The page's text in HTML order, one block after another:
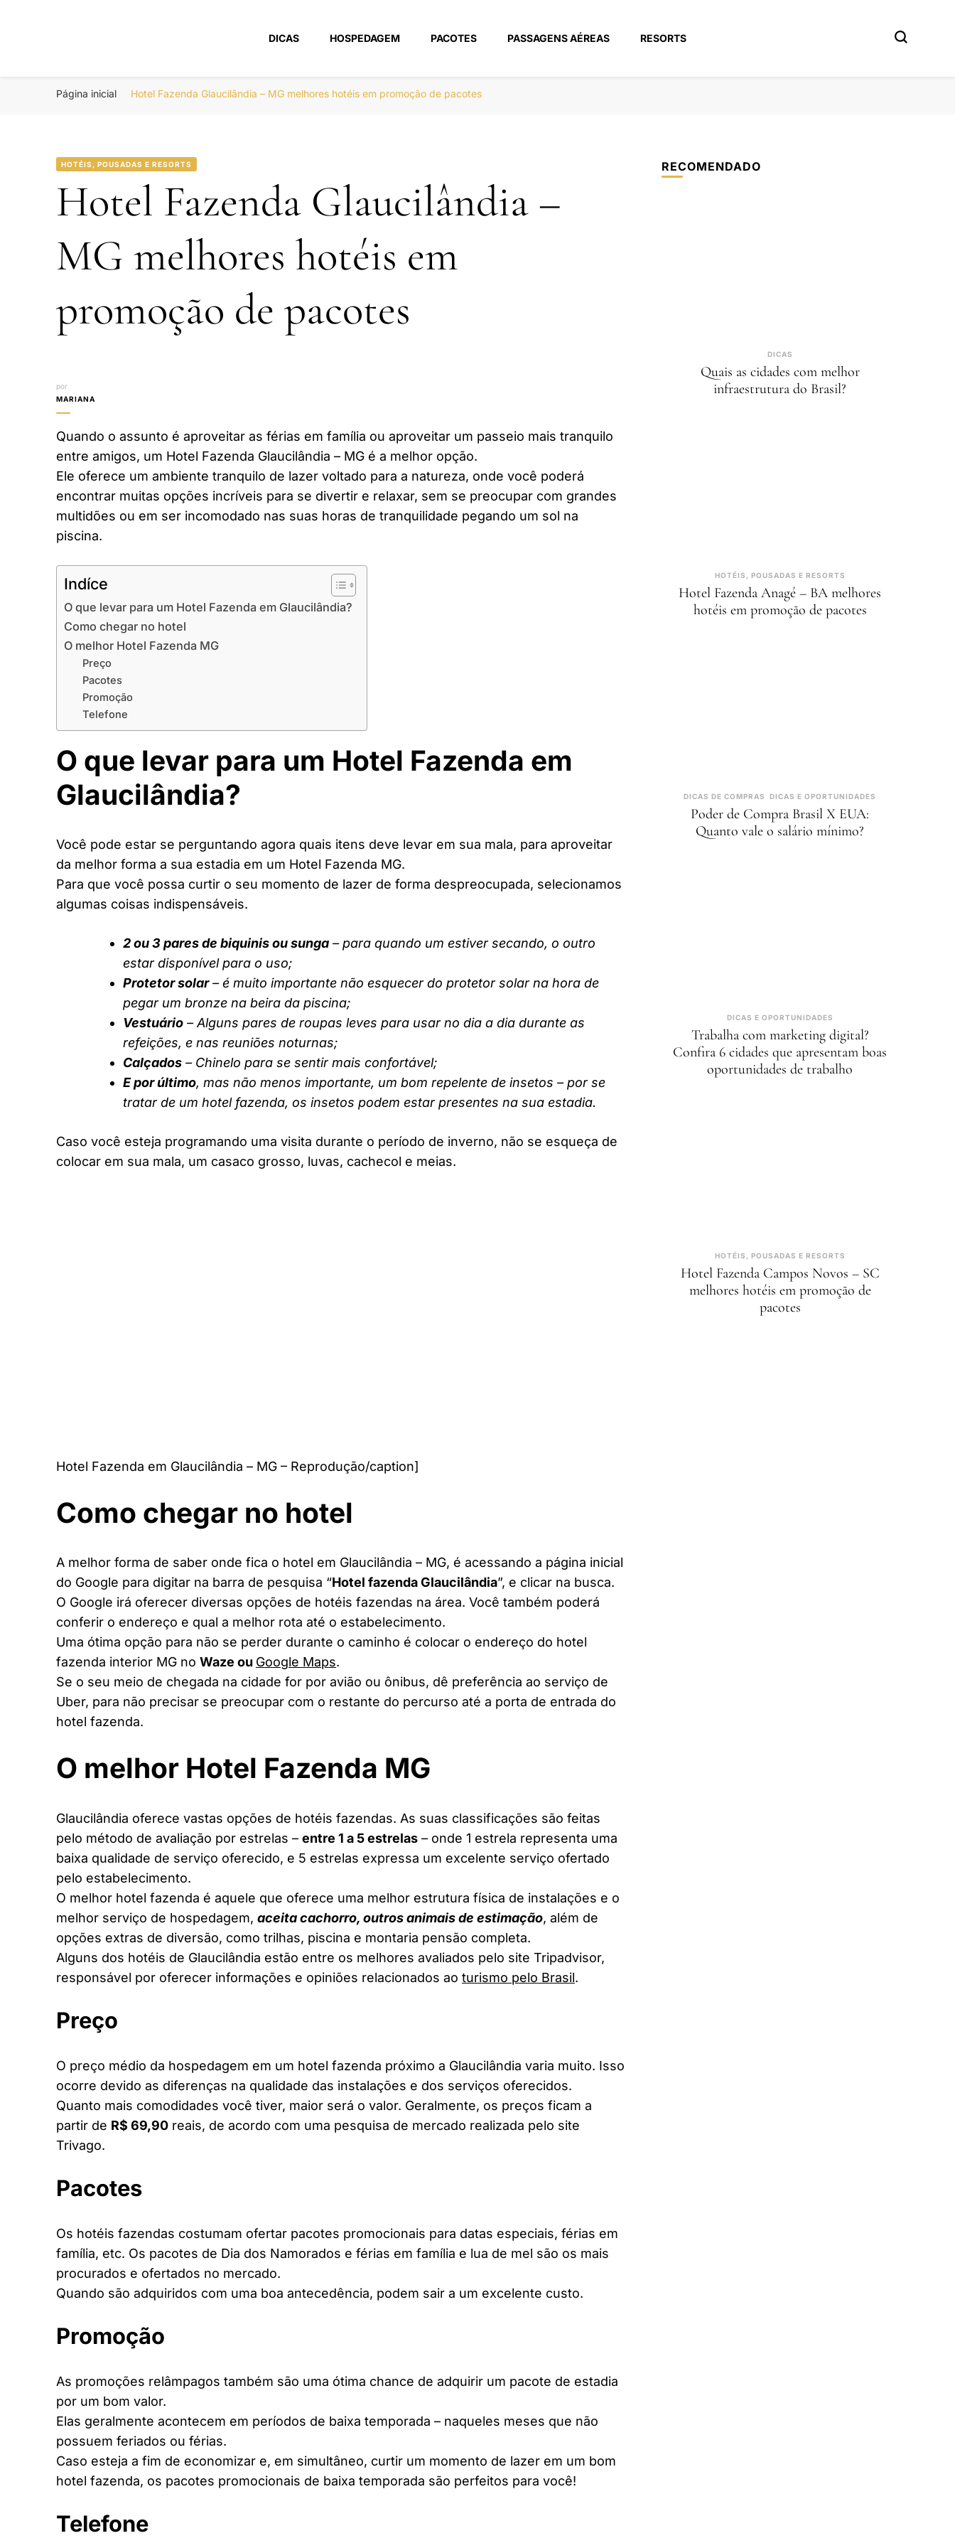
Portal Boa Viagem
DICAS HOSPEDAGEM PACOTES PASSAGENS AÉREAS RESORTS
Página inicial Hotel Fazenda Glaucilândia – MG melhores hotéis em promoção de pacotes
HOTÉIS, POUSADAS E RESORTS
Hotel Fazenda Glaucilândia –
MG melhores hotéis em
promoção de pacotes
por
MARIANA
Quando o assunto é aproveitar as férias em família ou aproveitar um passeio mais tranquilo
entre amigos, um Hotel Fazenda Glaucilândia – MG é a melhor opção.
Ele oferece um ambiente tranquilo de lazer voltado para a natureza, onde você poderá
encontrar muitas opções incríveis para se divertir e relaxar, sem se preocupar com grandes
multidões ou em ser incomodado nas suas horas de tranquilidade pegando um sol na
piscina.
Indíce
O que levar para um Hotel Fazenda em Glaucilândia?
Como chegar no hotel
O melhor Hotel Fazenda MG
Preço
Pacotes
Promoção
Telefone
O que levar para um Hotel Fazenda em
Glaucilândia?
Você pode estar se perguntando agora quais itens deve levar em sua mala, para aproveitar
da melhor forma a sua estadia em um Hotel Fazenda MG.
Para que você possa curtir o seu momento de lazer de forma despreocupada, selecionamos
algumas coisas indispensáveis.
2 ou 3 pares de biquinis ou sunga – para quando um estiver secando, o outro
estar disponível para o uso;
Protetor solar– é muito importante não esquecer do protetor solar na hora de
pegar um bronze na beira da piscina;
Vestuário – Alguns pares de roupas leves para usar no dia a dia durante as
refeições, e nas reuniões noturnas;
Calçados – Chinelo para se sentir mais confortável;
E por último, mas não menos importante, um bom repelente de insetos – por se
tratar de um hotel fazenda, os insetos podem estar presentes na sua estadia.
Caso você esteja programando uma visita durante o período de inverno, não se esqueça de
colocar em sua mala, um casaco grosso, luvas, cachecol e meias.
Hotel Fazenda em Glaucilândia – MG – Reprodução/caption]
Como chegar no hotel
A melhor forma de saber onde fica o hotel em Glaucilândia – MG, é acessando a página inicial
do Google para digitar na barra de pesquisa “Hotel fazenda Glaucilândia”, e clicar na busca.
O Google irá oferecer diversas opções de hotéis fazendas na área. Você também poderá
conferir o endereço e qual a melhor rota até o estabelecimento.
Uma ótima opção para não se perder durante o caminho é colocar o endereço do hotel
fazenda interior MG no Waze ou Google Maps.
Se o seu meio de chegada na cidade for por avião ou ônibus, dê preferência ao serviço de
Uber, para não precisar se preocupar com o restante do percurso até a porta de entrada do
hotel fazenda.
O melhor Hotel Fazenda MG
Glaucilândia oferece vastas opções de hotéis fazendas. As suas classificações são feitas
pelo método de avaliação por estrelas – entre 1 a 5 estrelas – onde 1 estrela representa uma
baixa qualidade de serviço oferecido, e 5 estrelas expressa um excelente serviço ofertado
pelo estabelecimento.
O melhor hotel fazenda é aquele que oferece uma melhor estrutura física de instalações e o
melhor serviço de hospedagem, aceita cachorro, outros animais de estimação, além de
opções extras de diversão, como trilhas, piscina e montaria pensão completa.
Alguns dos hotéis de Glaucilândia estão entre os melhores avaliados pelo site Tripadvisor,
responsável por oferecer informações e opiniões relacionados ao turismo pelo Brasil.
Preço
O preço médio da hospedagem em um hotel fazenda próximo a Glaucilândia varia muito. Isso
ocorre devido as diferenças na qualidade das instalações e dos serviços oferecidos.
Quanto mais comodidades você tiver, maior será o valor. Geralmente, os preços ficam a
partir de R$ 69,90 reais, de acordo com uma pesquisa de mercado realizada pelo site
Trivago.
Pacotes
Os hotéis fazendas costumam ofertar pacotes promocionais para datas especiais, férias em
família, etc. Os pacotes de Dia dos Namorados e férias em família e lua de mel são os mais
procurados e ofertados no mercado.
Quando são adquiridos com uma boa antecedência, podem sair a um excelente custo.
Promoção
As promoções relâmpagos também são uma ótima chance de adquirir um pacote de estadia
por um bom valor.
Elas geralmente acontecem em períodos de baixa temporada – naqueles meses que não
possuem feriados ou férias.
Caso esteja a fim de economizar e, em simultâneo, curtir um momento de lazer em um bom
hotel fazenda, os pacotes promocionais de baixa temporada são perfeitos para você!
Telefone
RECOMENDADO
DICAS
Quais as cidades com melhor
infraestrutura do Brasil?
HOTÉIS, POUSADAS E RESORTS
Hotel Fazenda Anagé – BA melhores
hotéis em promoção de pacotes
DICAS DE COMPRAS DICAS E OPORTUNIDADES
Poder de Compra Brasil X EUA:
Quanto vale o salário mínimo?
DICAS E OPORTUNIDADES
Trabalha com marketing digital?
Confira 6 cidades que apresentam boas
oportunidades de trabalho
HOTÉIS, POUSADAS E RESORTS
Hotel Fazenda Campos Novos – SC
melhores hotéis em promoção de
pacotes